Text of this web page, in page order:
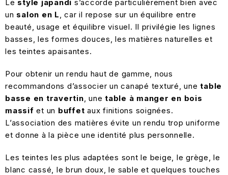
Le style japandi s’accorde particulièrement bien avec
un salon en L, car il repose sur un équilibre entre
beauté, usage et équilibre visuel. Il privilégie les lignes
basses, les formes douces, les matières naturelles et
les teintes apaisantes.
Pour obtenir un rendu haut de gamme, nous
recommandons d’associer un canapé texturé, unetable
basse en travertin, une table à manger en bois
massif et un buffet aux finitions soignées.
L’association des matières évite un rendu trop uniforme
et donne à la pièce une identité plus personnelle.
Les teintes les plus adaptées sont le beige, le grège, le
blanc cassé, le brun doux, le sable et quelques touches